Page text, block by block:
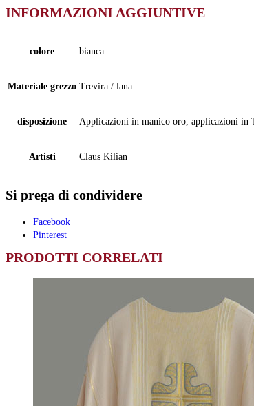
INFORMAZIONI AGGIUNTIVE
colore bianca
Materiale grezzo Trevira / lana
disposizione Applicazioni in manico oro, applicazioni in
Artisti Claus Kilian
Si prega di condividere
Facebook
Pinterest
PRODOTTI CORRELATI